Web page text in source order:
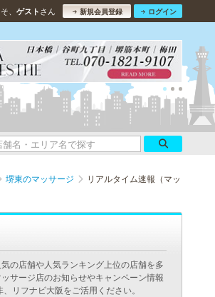
、 ゲスト さん 新規会員登録 ログイン
堺東のマッサージ
リアルタイム速報（マッ
の店舗や人気ランキング上位の店舗を多
サージ店のお知らせやキャンペーン情報
リフナビ大阪をご活用ください。